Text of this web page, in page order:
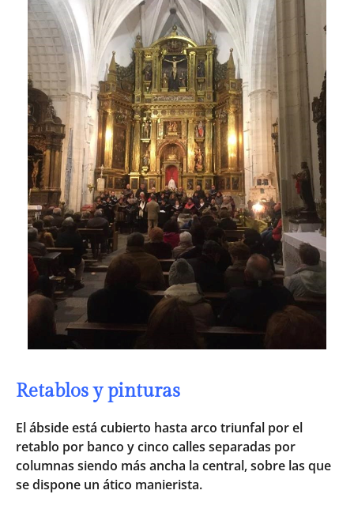
Retablos y pinturas
El ábside está cubierto hasta arco triunfal por el
retablo por banco y cinco calles separadas por
columnas siendo más ancha la central, sobre las que
se dispone un ático manierista.